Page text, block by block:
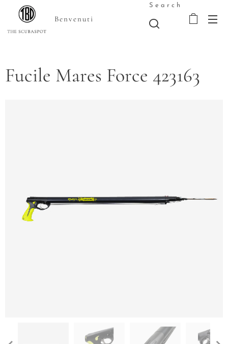
Benvenuti
Search
Fucile Mares Force 423163